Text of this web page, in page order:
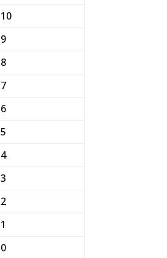
10
9
8
7
6
5
4
3
2
1
0